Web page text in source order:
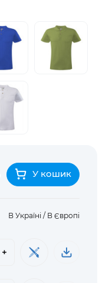
У кошик
В Україні / В Європі
+